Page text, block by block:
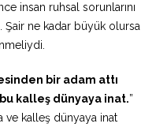
insan ruhsal sorunlarını
Şair ne kadar büyük olursa
bir adam attı
kalleş dünyaya inat.”
ve kalleş dünyaya inat